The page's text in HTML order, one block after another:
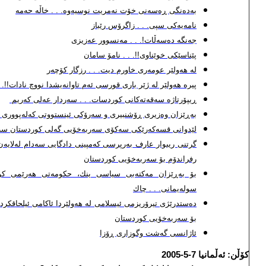
به‌ده‌نگی ڕه‌سه‌نی خۆت نه‌مریت نوسیه‌وه‌. . . خاڵه‌ حه‌مه‌
نامه‌یه‌كی سپی. . . زاگرۆس رێباز
جه‌نگه‌ ده‌سه‌ڵات!. . . مه‌نسوور عه‌زیزی
پێناسێكی خوێناوی!!. . . نامۆ سامان
له‌ هه‌ولێر عومه‌ری خاورم دیت. . . رزگار كۆچه‌ر
پیره‌ هه‌ولێر له‌ ژێر باری قورسی ئه‌م تاوانه‌یشدا نووچ
ڕیپۆرتاژه‌ سه‌قه‌ته‌كانی كوردسات. . . سه‌ردار عه‌لی كه‌ریم
به‌ڕێزان وه‌زیری ڕۆشنبیری و سه‌رۆكی ئینستووتی
لێدوانی قسه‌كه‌رێكی سه‌كۆی سه‌ربه‌خۆیی گه‌لی كوردستان
گرتنی ریبوار عارف به‌رپرسی كه‌مپینی دادگایی سه‌دام
رفراندۆم بۆ سه‌ربه‌خۆیی كوردستان
بۆ به‌ڕێزان مه‌كته‌بی سیاسی ینك، حكومه‌تی هه‌رێمی
سوله‌یمانی. . . چاك
ده‌ستدرێژی تیرۆریزمی ئیسلامی له‌ هه‌ولێردا ئاكامی
بۆ سه‌ربه‌خۆیی كوردستان
ئاژانسی گه‌شت وگوزاری ڕۆزا
كۆڵن: ئه‌ڵمانیا 7
-5-2005